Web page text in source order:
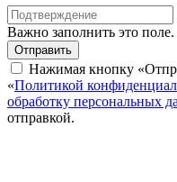
Важно заполнить это поле.
Отправить
Нажимая кнопку
«Политикой
обработку персональных
отправкой.